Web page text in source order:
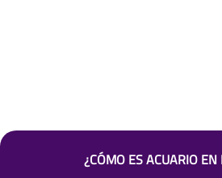
¿CÓMO ES ACUARIO